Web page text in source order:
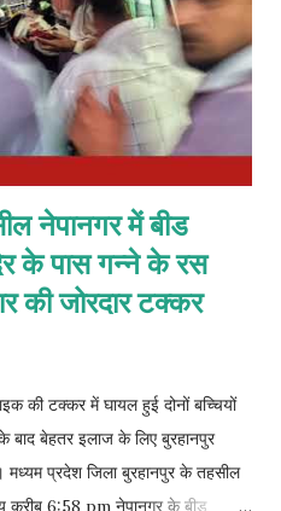
नेपानगर में बीड
के पास गन्ने के रस
की जोरदार टक्कर
की टक्कर में घायल हुई दोनों बच्चियों
बाद बेहतर इलाज के लिए बुरहानपुर
प्रदेश जिला बुरहानपुर के तहसील
6:58 pm नेपानगर के बीड